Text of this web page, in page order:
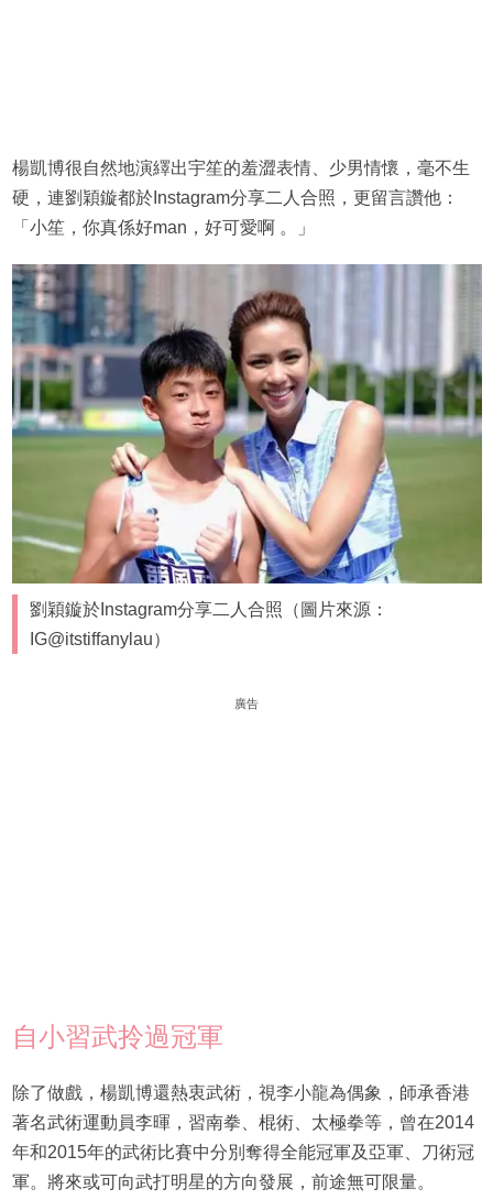
楊凱博很自然地演繹出宇笙的羞澀表情、少男情懷，毫不生
硬，連劉穎鏇都於Instagram分享二人合照，更留言讚他：
「小笙，你真係好man，好可愛啊 。」
劉穎鏇於Instagram分享二人合照（圖片來源：
IG@itstiffanylau）
廣告
自小習武拎過冠軍
除了做戲，楊凱博還熱衷武術，視李小龍為偶象，師承香港
著名武術運動員李暉，習南拳、棍術、太極拳等，曾在2014
年和2015年的武術比賽中分別奪得全能冠軍及亞軍、刀術冠
軍。將來或可向武打明星的方向發展，前途無可限量。